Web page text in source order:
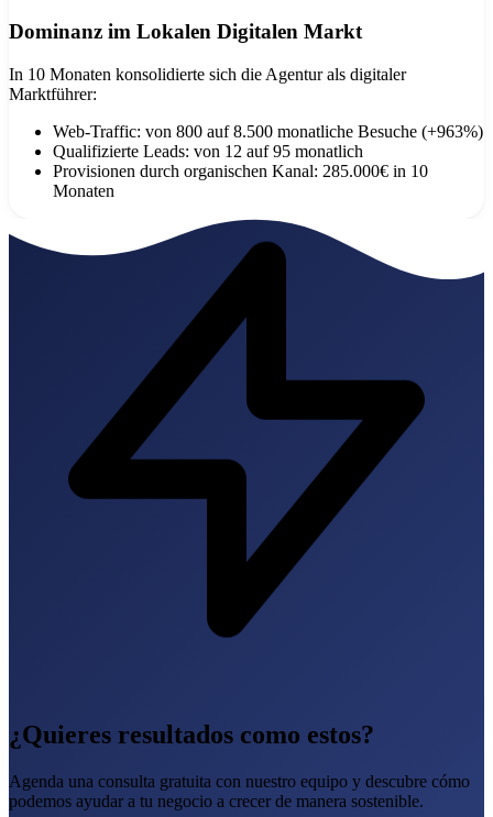
Dominanz im Lokalen Digitalen Markt
In 10 Monaten konsolidierte sich die Agentur als digitaler
Marktführer:
Web-Traffic: von 800 auf 8.500 monatliche Besuche (+963%)
Qualifizierte Leads: von 12 auf 95 monatlich
Provisionen durch organischen Kanal: 285.000€ in 10
Monaten
¿Quieres resultados como estos?
Agenda una consulta gratuita con nuestro equipo y descubre cómo
podemos ayudar a tu negocio a crecer de manera sostenible.